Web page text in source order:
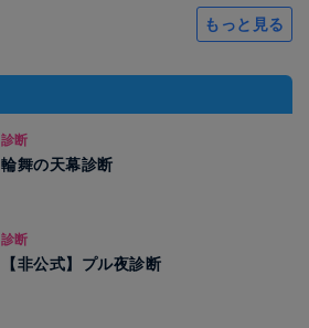
もっと見る
診断
輪舞の天幕診断
診断
【非公式】プル夜診断